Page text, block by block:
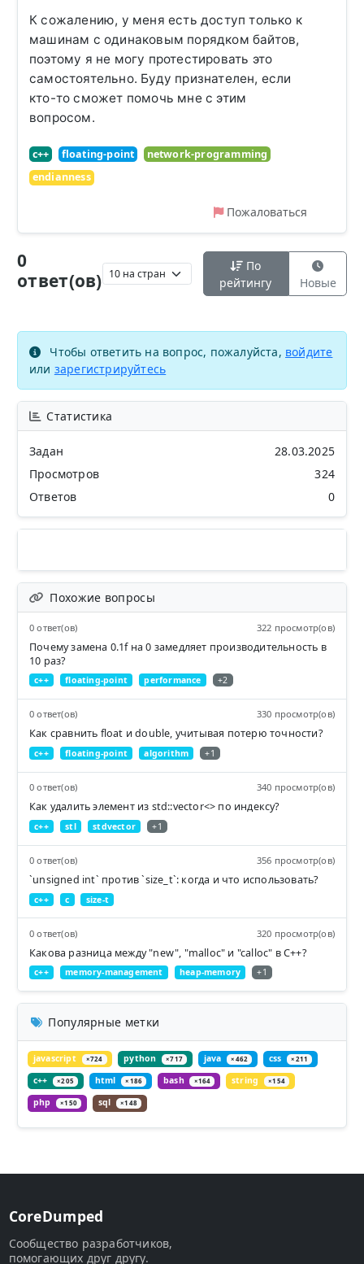
К сожалению, у меня есть доступ только к
машинам с одинаковым порядком байтов,
поэтому я не могу протестировать это
самостоятельно. Буду признателен, если
кто-то сможет помочь мне с этим
вопросом.
c++ floating-point
network-programming
endianness
Пожаловаться
0
ответ(ов)
По
рейтингу
Новые
Чтобы ответить на вопрос, пожалуйста, войдите
или зарегистрируйтесь
Статистика
Задан
28.03.2025
Просмотров
324
Ответов
0
Похожие вопросы
0 ответ(ов) 322 просмотр(ов)
Почему замена 0.1f на 0 замедляет производительность в
10 раз?
c++ floating-point performance +2
0 ответ(ов) 330 просмотр(ов)
Как сравнить float и double, учитывая потерю точности?
c++ floating-point algorithm +1
0 ответ(ов) 340 просмотр(ов)
Как удалить элемент из std::vector<> по индексу?
c++ stl stdvector +1
0 ответ(ов) 356 просмотр(ов)
`unsigned int` против `size_t`: когда и что использовать?
c++ c size-t
0 ответ(ов) 320 просмотр(ов)
Какова разница между "new", "malloc" и "calloc" в C++?
c++ memory-management heap-memory +1
Популярные метки
javascript ×724 python ×717 java ×462 css ×211
c++ ×205 html ×186 bash ×164 string ×154
php ×150 sql ×148
CoreDumped
Сообщество разработчиков,
помогающих друг другу.